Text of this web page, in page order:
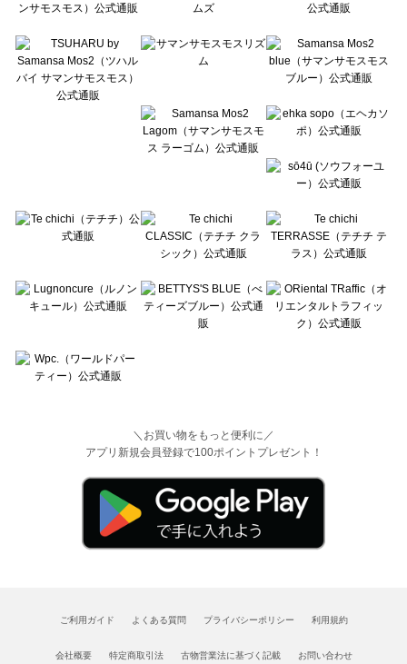
Te chichi CLASSIC（テチチ クラシック）のアウター一覧
Lugnoncure（ルノンキュール）のアウター一覧
BETTY'S BLUE（べティーズブルー）のアウター一覧
Wpc.（ワールドパーティー）のアウター一覧
＼お買い物をもっと便利に／
アプリ新規会員登録で100ポイントプレゼント！
ご利用ガイド よくある質問 プライバシーポリシー 利用規約
会社概要 特定商取引法 古物営業法に基づく記載 お問い合わせ